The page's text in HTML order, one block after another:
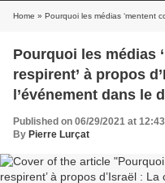
Home » Pourquoi les médias ‘mentent comme ils respirent’ à
Pourquoi les médias
respirent’ à propos
l’événement dans
antisioniste
Published on 06/29/2021 at 12:43
By Pierre Lurçat